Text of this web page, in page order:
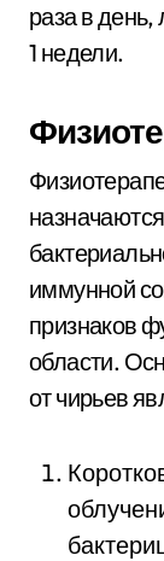
раза в
1 недели.
иммунной
признаков
области.
от чирьев